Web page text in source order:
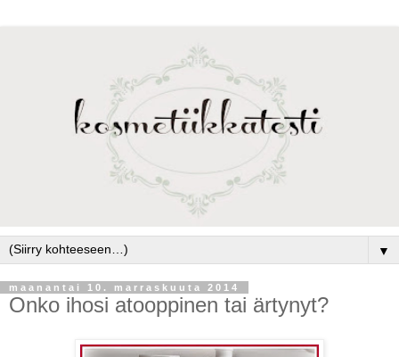
▼
maanantai 10. marraskuuta 2014
Onko ihosi atooppinen tai ärtynyt?